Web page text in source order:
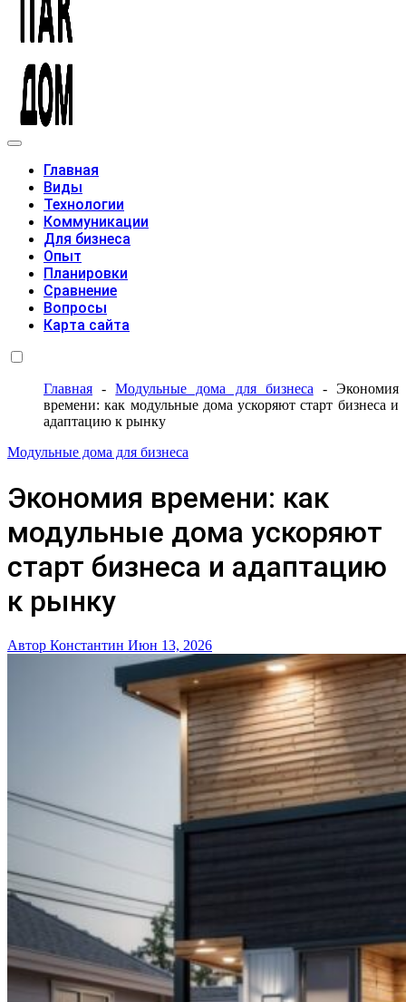
Главная
Виды
Технологии
Коммуникации
Для бизнеса
Опыт
Планировки
Сравнение
Вопросы
Карта сайта
Главная -Модульные дома для бизнеса -Экономия
времени: как модульные дома ускоряют старт бизнеса и
адаптацию к рынку
Модульные дома для бизнеса
Экономия времени: как
модульные дома ускоряют
старт бизнеса и адаптацию
к рынку
Автор Константин Июн 13, 2026